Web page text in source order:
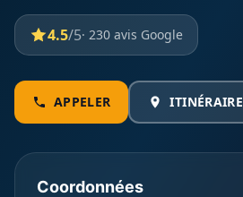
4.5/5· 230 avis Google
APPELER ITINÉRAIRE
Coordonnées